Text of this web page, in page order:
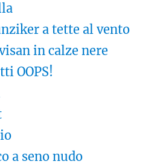
a tette al vento
in calze nere
OOPS!
a seno nudo